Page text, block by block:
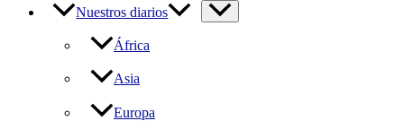
Nuestros diarios
África
Asia
Europa